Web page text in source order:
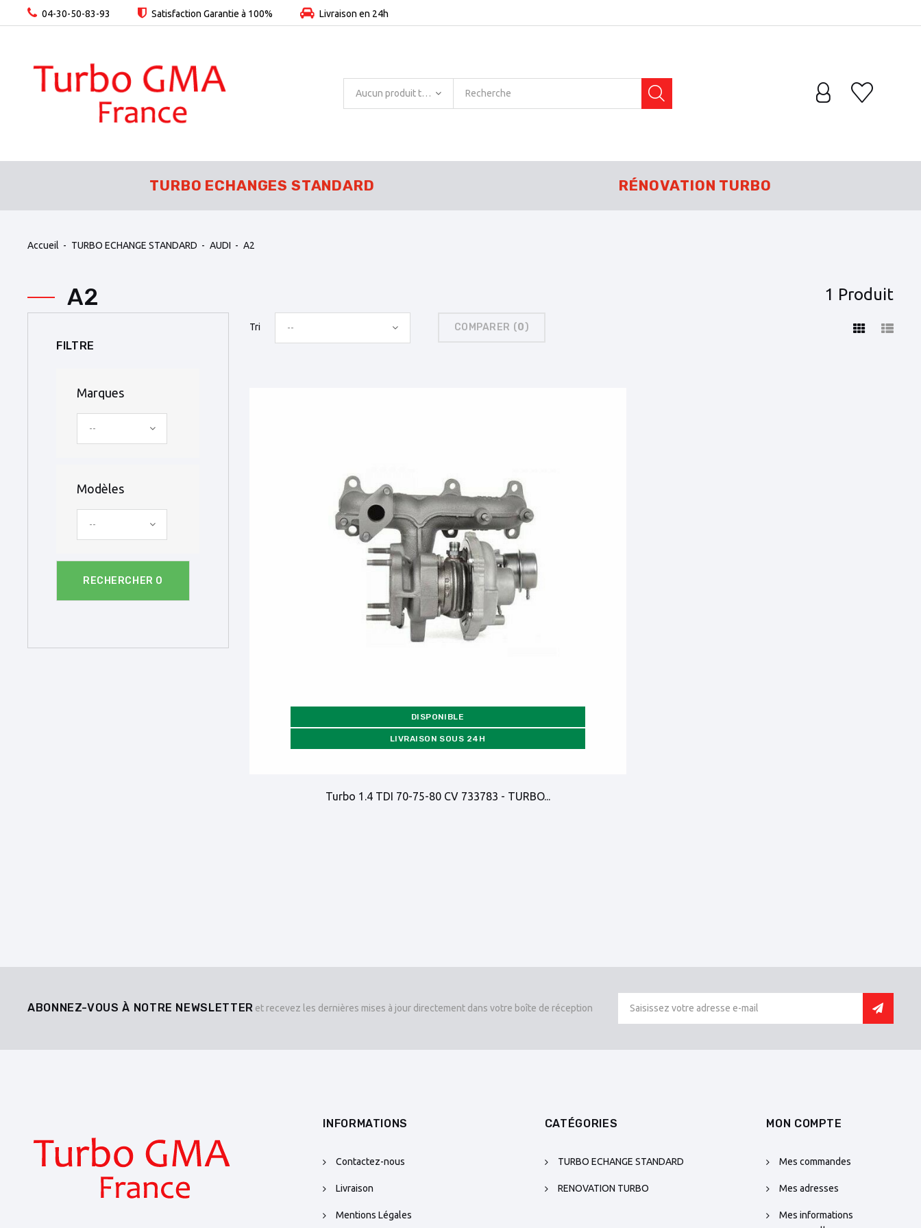
04-30-50-83-93 Satisfaction Garantie à 100% Livraison en 24h
Aucun produit trouvé
TURBO ECHANGES STANDARD RÉNOVATION TURBO
Accueil TURBO ECHANGE STANDARD AUDI A2
A2 1 Produit
Tri -- COMPARER (0)
DISPONIBLE
LIVRAISON SOUS 24H
Turbo 1.4 TDI 70-75-80 CV 733783 - TURBO...
FILTRE
Marques
--
Modèles
--
RECHERCHER 0
ABONNEZ-VOUS À NOTRE NEWSLETTER et recevez les dernières mises à jour directement dans votre boîte de réception
INFORMATIONS
Contactez-nous
Livraison
Mentions Légales
CATÉGORIES
TURBO ECHANGE STANDARD
RENOVATION TURBO
MON COMPTE
Mes commandes
Mes adresses
Mes informations